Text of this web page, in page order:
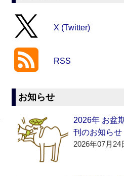
X (Twitter)
RSS
お知らせ
2026年 お盆
刊のお知らせ
2026年07月24